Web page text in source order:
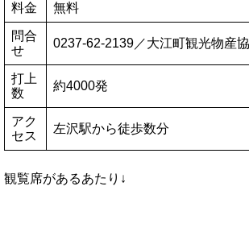
料金 無料
問合
せ
0237-62-2139／大江町観光物産
打上
数
約4000発
アク
セス
左沢駅から徒歩数分
観覧席があるあたり↓